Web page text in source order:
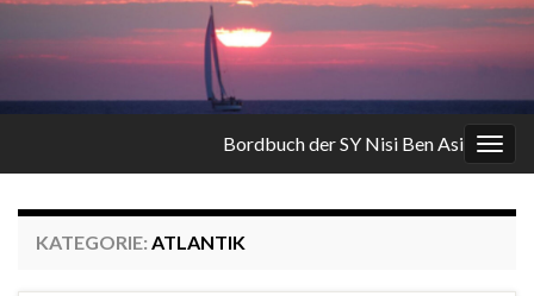
Bordbuch der SY Nisi Ben Asi
KATEGORIE: ATLANTIK